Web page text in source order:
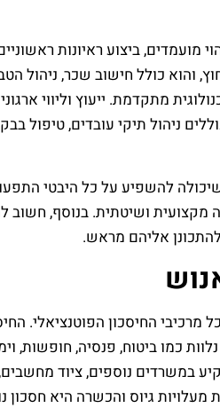
מועמדים, ביצוע ראיונות
והוא כולל חישוב שכר, ניהול
מתקדמת. ייעוץ וליווי
ניהול תיקי עובדים, טיפול
להשפיע על כל היבטי
מקצועית ושיטתית. בנוסף, חשוב
אליהם מראש.
החיסכון הפוטנציאלי.
של 25,000-40,000 שקל בחודש, בתוספת הוצאות נלוות
אין צורך להשקיע במשרדים נוספים,
גיוס והכשרה היא